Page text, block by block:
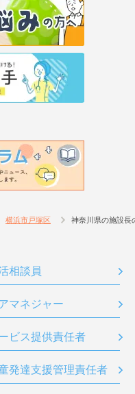
横浜市戸塚区 神奈川県の施設長
相談員
マネジャー
ビス提供責任者
発達支援管理責任者